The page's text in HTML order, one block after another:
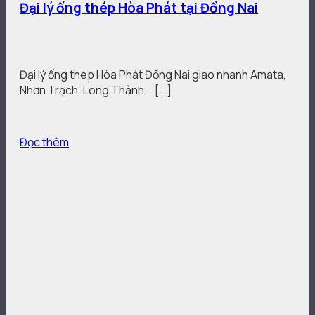
Đại lý ống thép Hòa Phát tại Đồng Nai
Đại lý ống thép Hòa Phát Đồng Nai giao nhanh Amata,
Nhơn Trạch, Long Thành... [...]
Đọc thêm